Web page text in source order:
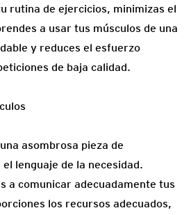
rutina de ejercicios, minimizas el
a usar tus músculos de una
y reduces el esfuerzo
de baja calidad.
asombrosa pieza de
lenguaje de la necesidad.
a comunicar adecuadamente tus
los recursos adecuados,